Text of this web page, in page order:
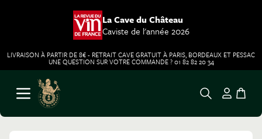
La Cave du Château
Caviste de l'année 2026
LIVRAISON À PARTIR DE 8€ - RETRAIT CAVE GRATUIT À PARIS, BORDEAUX ET PESSAC
UNE QUESTION SUR VOTRE COMMANDE ? 01 82 82 20 34
Aller au contenu
Ouvrir le menu